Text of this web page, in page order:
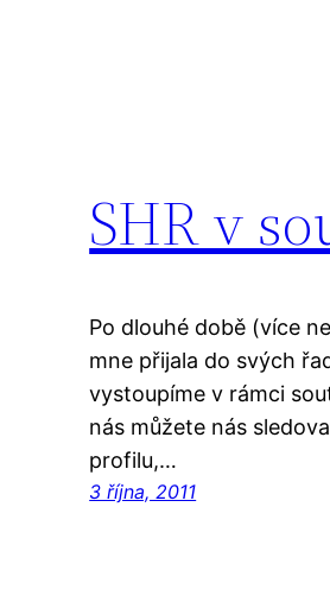
SHR v
Po dlouhé době (více
mne přijala do svých
vystoupíme v rámci
nás můžete nás
profilu,…
3 října, 2011